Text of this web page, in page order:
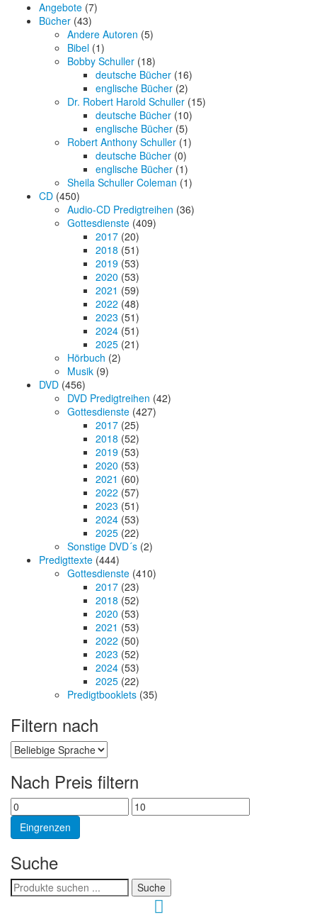
Angebote (7)
Bücher (43)
Andere Autoren (5)
Bibel (1)
Bobby Schuller (18)
deutsche Bücher (16)
englische Bücher (2)
Dr. Robert Harold Schuller (15)
deutsche Bücher (10)
englische Bücher (5)
Robert Anthony Schuller (1)
deutsche Bücher (0)
englische Bücher (1)
Sheila Schuller Coleman (1)
CD (450)
Audio-CD Predigtreihen (36)
Gottesdienste (409)
2017 (20)
2018 (51)
2019 (53)
2020 (53)
2021 (59)
2022 (48)
2023 (51)
2024 (51)
2025 (21)
Hörbuch (2)
Musik (9)
DVD (456)
DVD Predigtreihen (42)
Gottesdienste (427)
2017 (25)
2018 (52)
2019 (53)
2020 (53)
2021 (60)
2022 (57)
2023 (51)
2024 (53)
2025 (22)
Sonstige DVD´s (2)
Predigttexte (444)
Gottesdienste (410)
2017 (23)
2018 (52)
2020 (53)
2021 (53)
2022 (50)
2023 (52)
2024 (53)
2025 (22)
Predigtbooklets (35)
Filtern nach
Nach Preis filtern
Min.
Preis
Max.
Preis
Eingrenzen
Suche
Suchen
nach:
Suche